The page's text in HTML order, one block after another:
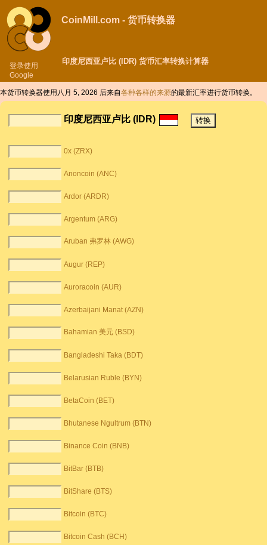
登录使用
Google
CoinMill.com - 货币转换器
印度尼西亚卢比 (IDR) 货币汇率转换计算器
本货币转换器使用八月 5, 2026 后来自各种各样的来源的最新汇率进行货币转换。
印度尼西亚卢比 (IDR)
0x (ZRX)
Anoncoin (ANC)
Ardor (ARDR)
Argentum (ARG)
Aruban 弗罗林 (AWG)
Augur (REP)
Auroracoin (AUR)
Azerbaijani Manat (AZN)
Bahamian 美元 (BSD)
Bangladeshi Taka (BDT)
Belarusian Ruble (BYN)
BetaCoin (BET)
Bhutanese Ngultrum (BTN)
Binance Coin (BNB)
BitBar (BTB)
BitShare (BTS)
Bitcoin (BTC)
Bitcoin Cash (BCH)